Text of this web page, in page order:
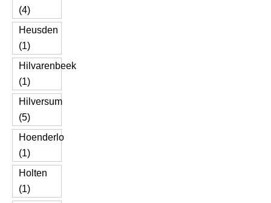
(4)
Heusden
(1)
Hilvarenbeek
(1)
Hilversum
(5)
Hoenderlo
(1)
Holten
(1)